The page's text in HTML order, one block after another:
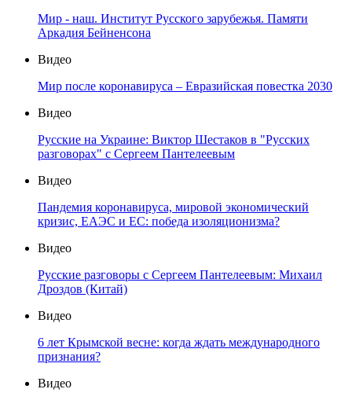
Мир - наш. Институт Русского зарубежья. Памяти
Аркадия Бейненсона
Видео
Мир после коронавируса – Евразийская повестка 2030
Видео
Русские на Украине: Виктор Шестаков в "Русских
разговорах" с Сергеем Пантелеевым
Видео
Пандемия коронавируса, мировой экономический
кризис, ЕАЭС и ЕС: победа изоляционизма?
Видео
Русские разговоры с Сергеем Пантелеевым: Михаил
Дроздов (Китай)
Видео
6 лет Крымской весне: когда ждать международного
признания?
Видео